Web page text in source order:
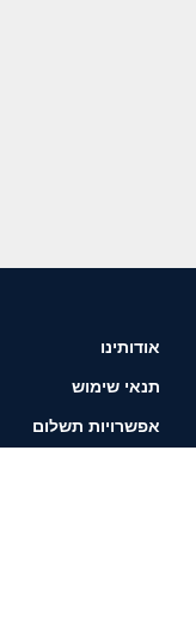
אודותינו
תנאי שימוש
אפשרויות תשלום